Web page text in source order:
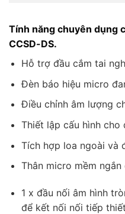
Tính năng chuyên dụng
CCSD-DS.
Hỗ trợ đầu cắm tai
Đèn báo hiệu micro
Điều chỉnh âm lượng
Thiết lập cấu hình cho
Tích hợp loa ngoài và
Thân micro mềm
1 x đầu nối âm hình
để kết nối nối tiếp